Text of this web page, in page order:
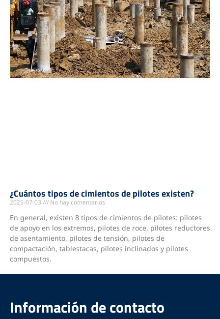
¿Cuántos tipos de cimientos de pilotes existen?
2025-07-03 No hay comentarios
En general, existen 8 tipos de cimientos de pilotes: pilotes
de apoyo en los extremos, pilotes de roce, pilotes reductores
de asentamiento, pilotes de tensión, pilotes de
compactación, tablestacas, pilotes inclinados y pilotes
compuestos.
Información de contacto